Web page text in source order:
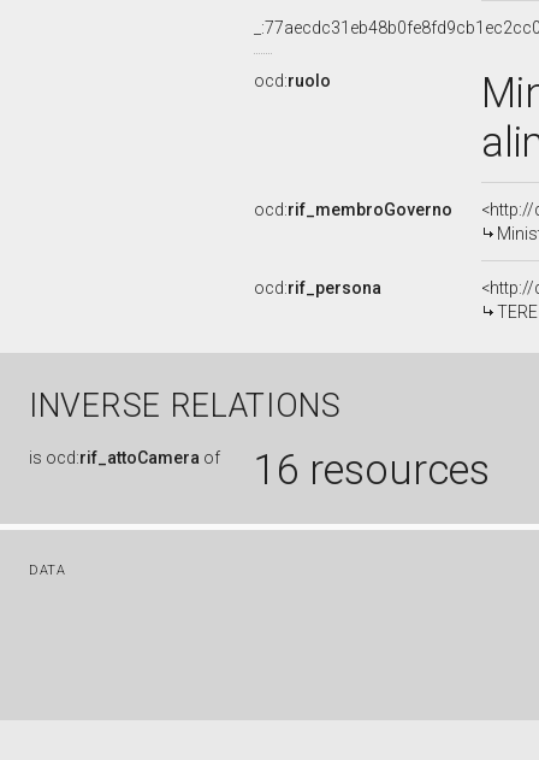
ocd:ruolo
ocd:rif_membroGoverno
ocd:rif_persona
INVERSE RELATIONS
is ocd:rif_attoCamera of 16 resources
DATA